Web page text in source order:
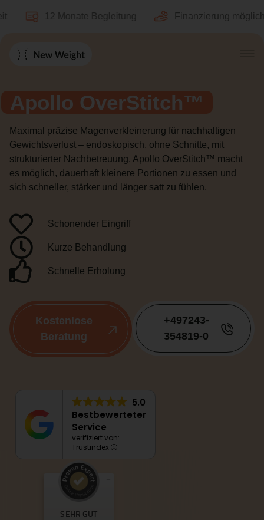
12 Monate Begleitung Finanzierung möglich
Apollo OverStitch™
Maximal präzise Magenverkleinerung für nachhaltigen
Gewichtsverlust – endoskopisch, ohne Schnitte, mit
strukturierter Nachbetreuung. Apollo OverStitch™ macht
es möglich, dauerhaft kleinere Portionen zu essen und
sich schneller, stärker und länger satt zu fühlen.
Schonender Eingriff
Kurze Behandlung
Schnelle Erholung
Kostenlose
Beratung
+497243-
354819-0
5.0
Bestbewerteter
Service
verifiziert von:
Trustindex
SEHR GUT
Kundenbewertungen und Erfahrungen zu
New Weight